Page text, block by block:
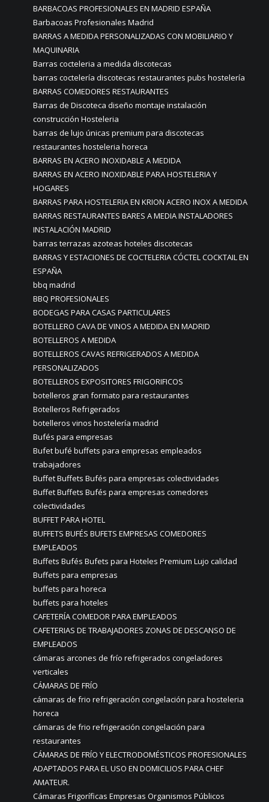
BARBACOAS PROFESIONALES EN MADRID ESPAÑA
Barbacoas Profesionales Madrid
BARRAS A MEDIDA PERSONALIZADAS CON MOBILIARIO Y
MAQUINARIA
Barras cocteleria a medida discotecas
barras coctelería discotecas restaurantes pubs hostelería
BARRAS COMEDORES RESTAURANTES
Barras de Discoteca diseño montaje instalación
construcción Hosteleria
barras de lujo únicas premium para discotecas
restaurantes hosteleria horeca
BARRAS EN ACERO INOXIDABLE A MEDIDA
BARRAS EN ACERO INOXIDABLE PARA HOSTELERIA Y
HOGARES
BARRAS PARA HOSTELERIA EN KRION ACERO INOX A MEDIDA
BARRAS RESTAURANTES BARES A MEDIA INSTALADORES
INSTALACIÓN MADRID
barras terrazas azoteas hoteles discotecas
BARRAS Y ESTACIONES DE COCTELERIA CÓCTEL COCKTAIL EN
ESPAÑA
bbq madrid
BBQ PROFESIONALES
BODEGAS PARA CASAS PARTICULARES
BOTELLERO CAVA DE VINOS A MEDIDA EN MADRID
BOTELLEROS A MEDIDA
BOTELLEROS CAVAS REFRIGERADOS A MEDIDA
PERSONALIZADOS
BOTELLEROS EXPOSITORES FRIGORIFICOS
botelleros gran formato para restaurantes
Botelleros Refrigerados
botelleros vinos hostelería madrid
Bufés para empresas
Bufet bufé buffets para empresas empleados
trabajadores
Buffet Buffets Bufés para empresas colectividades
Buffet Buffets Bufés para empresas comedores
colectividades
BUFFET PARA HOTEL
BUFFETS BUFÉS BUFETS EMPRESAS COMEDORES
EMPLEADOS
Buffets Bufés Bufets para Hoteles Premium Lujo calidad
Buffets para empresas
buffets para horeca
buffets para hoteles
CAFETERÍA COMEDOR PARA EMPLEADOS
CAFETERIAS DE TRABAJADORES ZONAS DE DESCANSO DE
EMPLEADOS
cámaras arcones de frío refrigerados congeladores
verticales
CÁMARAS DE FRÍO
cámaras de frio refrigeración congelación para hosteleria
horeca
cámaras de frio refrigeración congelación para
restaurantes
CÁMARAS DE FRÍO Y ELECTRODOMÉSTICOS PROFESIONALES
ADAPTADOS PARA EL USO EN DOMICILIOS PARA CHEF
AMATEUR.
Cámaras Frigoríficas Empresas Organismos Públicos